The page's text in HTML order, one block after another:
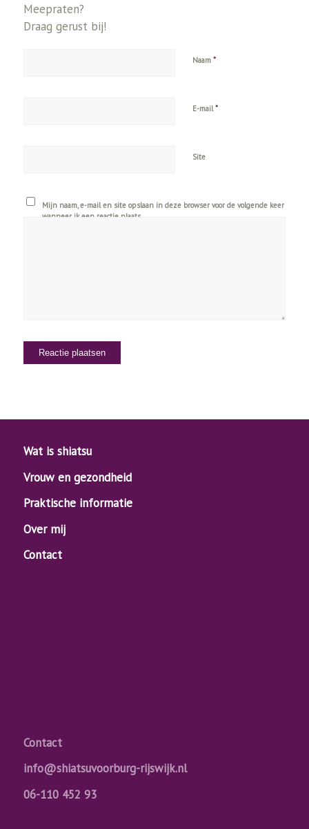
Meepraten?
Draag gerust bij!
Naam *
E-mail*
Site
Mijn naam, e-mail en site opslaan in deze browser voor de volgende keer
wanneer ik een reactie plaats.
Wat is shiatsu
Vrouw en gezondheid
Praktische informatie
Over mij
Contact
Contact
info@shiatsuvoorburg-rijswijk.nl
06-110 452 93